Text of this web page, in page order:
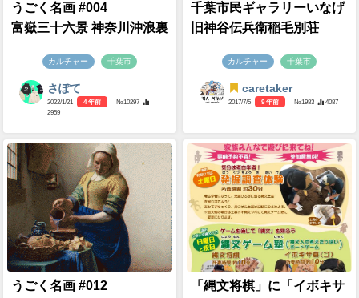
うごく名画 #004
富嶽三十六景 神奈川沖浪裏
カルチャー 千葉市
さぽて
2022/1/21 4 年前
- №10297
2959
千葉市民ギャラリーいなげ
旧神谷伝兵衛稲毛別荘
カルチャー 千葉市
caretaker
2017/7/5 9 年前 - №1983 4087
うごく名画 #012
「縄文将棋」に「イボキサ